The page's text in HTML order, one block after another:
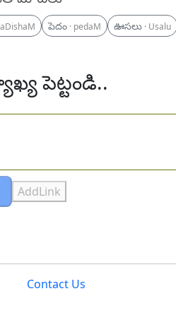
పెదం · pedaM ఊసలు · Usalu
పెట్టండి..
AddLink
Contact Us